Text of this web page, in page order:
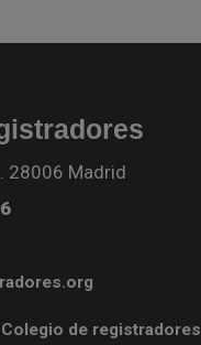
28006 Madrid
de registradores